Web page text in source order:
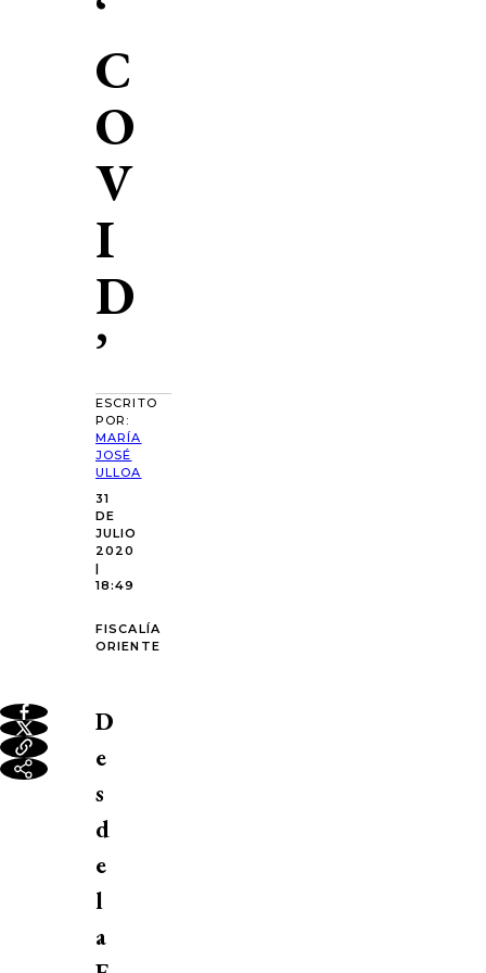
C
O
V
I
D
’
ESCRITO
POR:
MARÍA
JOSÉ
ULLOA
31
DE
JULIO
2020
|
18:49
FISCALÍA
ORIENTE
D
e
s
d
e
l
a